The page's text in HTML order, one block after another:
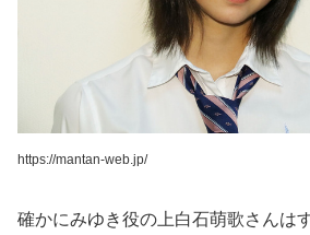
https://mantan-web.jp/
確かにみゆき役の上白石萌歌さんは